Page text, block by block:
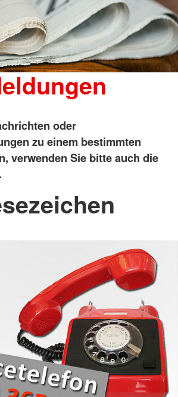
oder
zu einem bestimmten
verwenden Sie bitte auch die
.